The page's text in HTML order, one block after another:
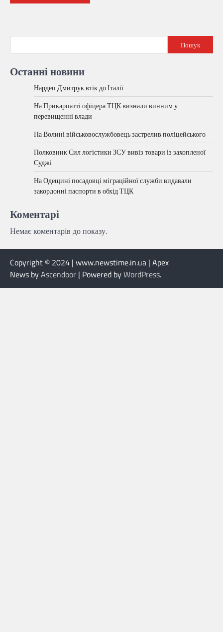
Пошук
Останні новини
Нардеп Дмитрук втік до Італії
На Прикарпатті офіцера ТЦК визнали винним у
перевищенні влади
На Волині військовослужбовець застрелив поліцейського
Полковник Сил логістики ЗСУ вивіз товари із захопленої
Суджі
На Одещині посадовці міграційної служби видавали
закордонні паспорти в обхід ТЦК
Коментарі
Немає коментарів до показу.
Copyright © 2024 | www.newstime.in.ua | Apex
News byAscendoor | Powered byWordPress.